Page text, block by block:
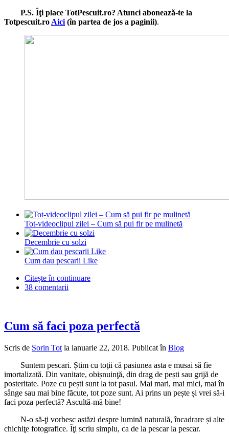
P.S. Îţi place TotPescuit.ro? Atunci abonează-te la
Totpescuit.ro Aici (în partea de jos a paginii).
Tot-videoclipul zilei – Cum să pui fir pe mulinetă
Decembrie cu solzi
Cum dau pescarii Like
Citește în continuare
38 comentarii
Cum să faci poza perfectă
Scris de Sorin Tot la ianuarie 22, 2018. Publicat în Blog
Suntem pescari. Știm cu toţii că pasiunea asta e musai să fie
imortalizată. Din vanitate, obișnuinţă, din drag de pești sau grijă de
posteritate. Poze cu pești sunt la tot pasul. Mai mari, mai mici, mai în
sânge sau mai bine făcute, tot poze sunt. Ai prins un pește și vrei să-i
faci poza perfectă? Ascultă-mă bine!
N-o să-ţi vorbesc astăzi despre lumină naturală, încadrare și alte
chichiţe fotografice. Îţi scriu simplu, ca de la pescar la pescar.